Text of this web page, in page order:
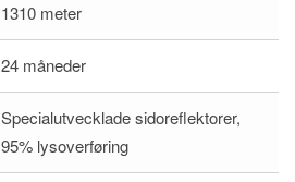
1310 meter
24 måneder
Specialutvecklade sidoreflektorer,
95% lysoverføring